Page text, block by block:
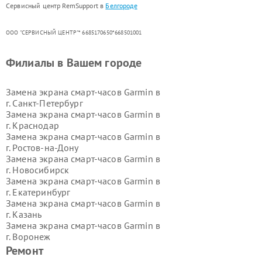
Сервисный центр RemSupport в Белгороде
ООО "СЕРВИСНЫЙ ЦЕНТР"* 6685170650*668501001
Ремонт
Филиалы в Вашем городе
Замена экрана смарт-часов Garmin в
г. Санкт-Петербург
Замена экрана смарт-часов Garmin в
г. Краснодар
Замена экрана смарт-часов Garmin в
г. Ростов-на-Дону
Замена экрана смарт-часов Garmin в
г. Новосибирск
Замена экрана смарт-часов Garmin в
г. Екатеринбург
Замена экрана смарт-часов Garmin в
г. Казань
Замена экрана смарт-часов Garmin в
г. Воронеж
Замена экрана смарт-часов Garmin в